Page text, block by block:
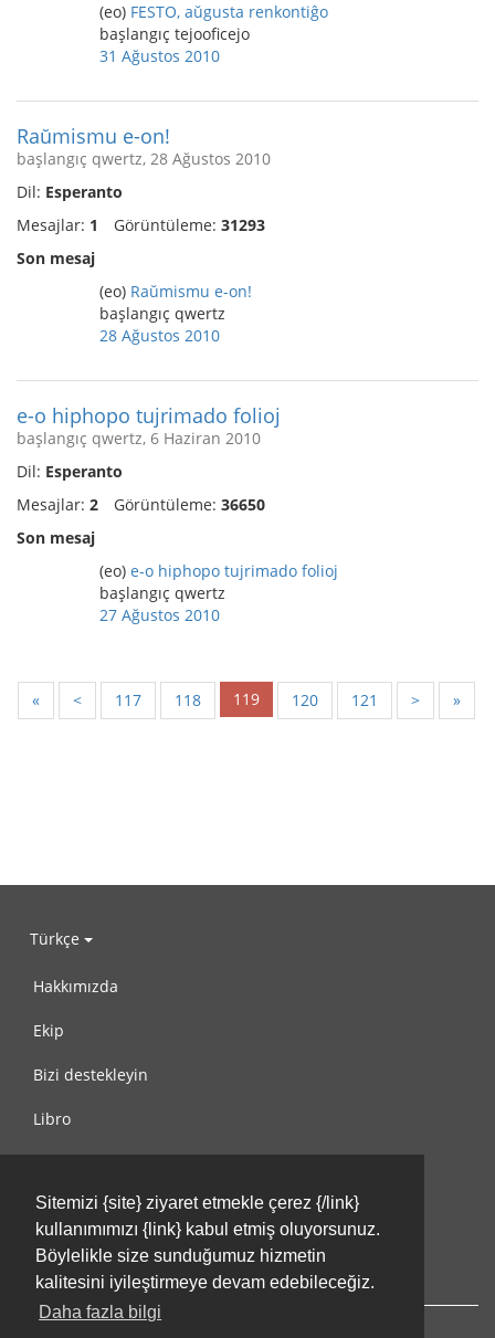
Sitemizi {site} ziyaret etmekle çerez {/link}
kullanımımızı {link} kabul etmiş oluyorsunuz.
Böylelikle size sunduğumuz hizmetin
kalitesini iyileştirmeye devam edebileceğiz.
Daha fazla bilgi
(eo) FESTO, aŭgusta renkontiĝo
başlangıç tejooficejo
31 Ağustos 2010
Raŭmismu e-on!
başlangıç qwertz, 28 Ağustos 2010
Dil: Esperanto
Mesajlar: 1 Görüntüleme: 31293
Son mesaj
(eo) Raŭmismu e-on!
başlangıç qwertz
28 Ağustos 2010
e-o hiphopo tujrimado folioj
başlangıç qwertz, 6 Haziran 2010
Dil: Esperanto
Mesajlar: 2 Görüntüleme: 36650
Son mesaj
(eo) e-o hiphopo tujrimado folioj
başlangıç qwertz
27 Ağustos 2010
« < 117 118 119 120 121 > »
Türkçe
Hakkımızda
Ekip
Bizi destekleyin
Libro
Kullanım Koşulları
Bize ulaşın